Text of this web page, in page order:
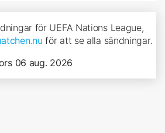
för UEFA Nations League,
för att se alla sändningar.
06 aug. 2026